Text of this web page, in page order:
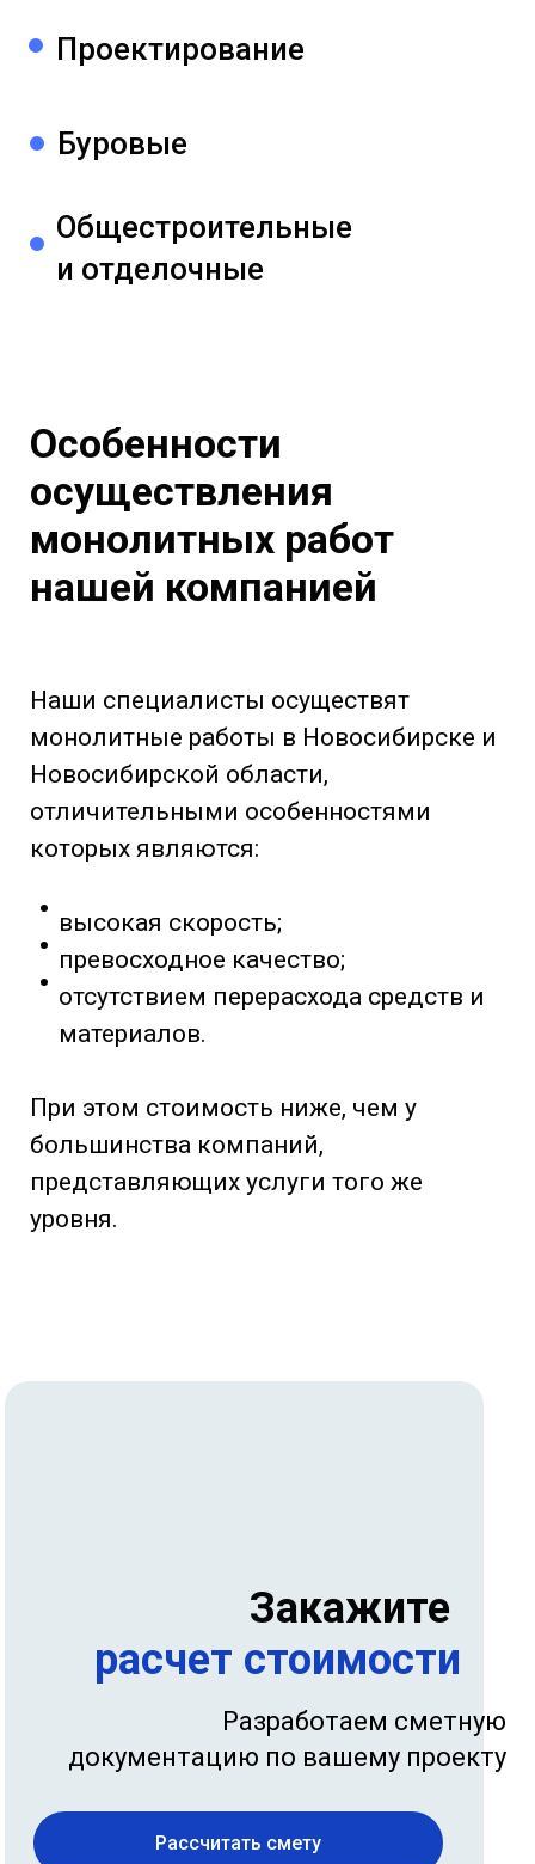
Буровые
Общестроительные
и отделочные
Проектирование
Особенности
осуществления
монолитных работ
нашей компанией
Наши специалисты осуществят
монолитные работы в Новосибирске и
Новосибирской области,
отличительными особенностями
которых являются:
высокая скорость;
превосходное качество;
отсутствием перерасхода средств и
материалов.
При этом стоимость ниже, чем у
большинства компаний,
представляющих услуги того же
уровня.
Рассчитать смету
Разработаем сметную
документацию по вашему проекту
Закажите
расчет стоимости